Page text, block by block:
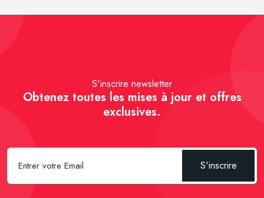
S'inscrire newsletter
Obtenez toutes les mises à jour et offres
exclusives.
S'inscrire